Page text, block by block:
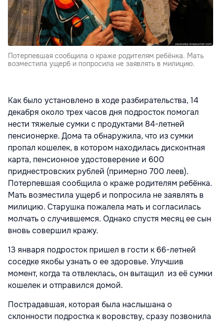
Потерпевшая сообщила о краже родителям ребёнка. Мать
возместила ущерб и попросила не заявлять в милицию.
Как было установлено в ходе разбирательства, 14
декабря около трех часов дня подросток помогал
нести тяжелые сумки с продуктами 84-летней
пенсионерке. Дома та обнаружила, что из сумки
пропал кошелек, в котором находилась дисконтная
карта, пенсионное удостоверение и 600
приднестровских рублей (примерно 700 леев).
Потерпевшая сообщила о краже родителям ребёнка.
Мать возместила ущерб и попросила не заявлять в
милицию. Старушка пожалела мать и согласилась
молчать о случившемся. Однако спустя месяц ее сын
вновь совершил кражу.
13 января подросток пришел в гости к 66-летней
соседке якобы узнать о ее здоровье. Улучшив
момент, когда та отвлеклась, он вытащил из её сумки
кошелек и отправился домой.
Пострадавшая, которая была наслышана о
склонности подростка к воровству, сразу позвонила